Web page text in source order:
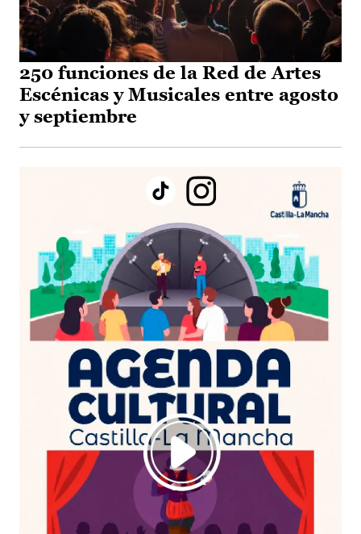
250 funciones de la Red de Artes
Escénicas y Musicales entre agosto
y septiembre